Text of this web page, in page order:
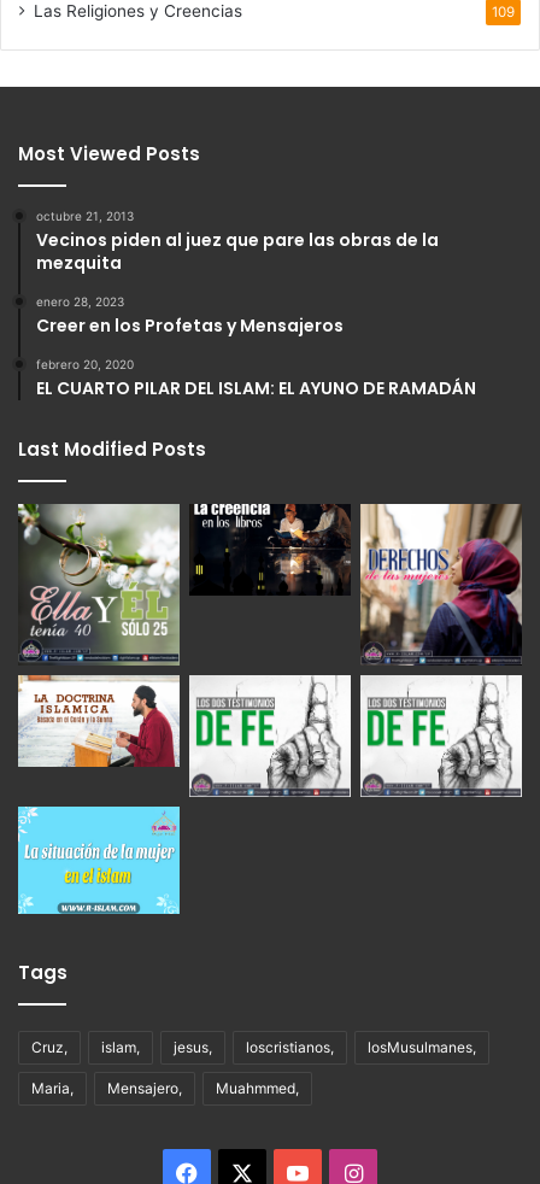
Las Religiones y Creencias 109
Most Viewed Posts
octubre 21, 2013
Vecinos piden al juez que pare las obras de la
mezquita
enero 28, 2023
Creer en los Profetas y Mensajeros
febrero 20, 2020
EL CUARTO PILAR DEL ISLAM: EL AYUNO DE RAMADÁN
Last Modified Posts
Tags
Cruz, islam, jesus, loscristianos, losMusulmanes,
Maria, Mensajero, Muahmmed,
Facebook YouTubeInstagram